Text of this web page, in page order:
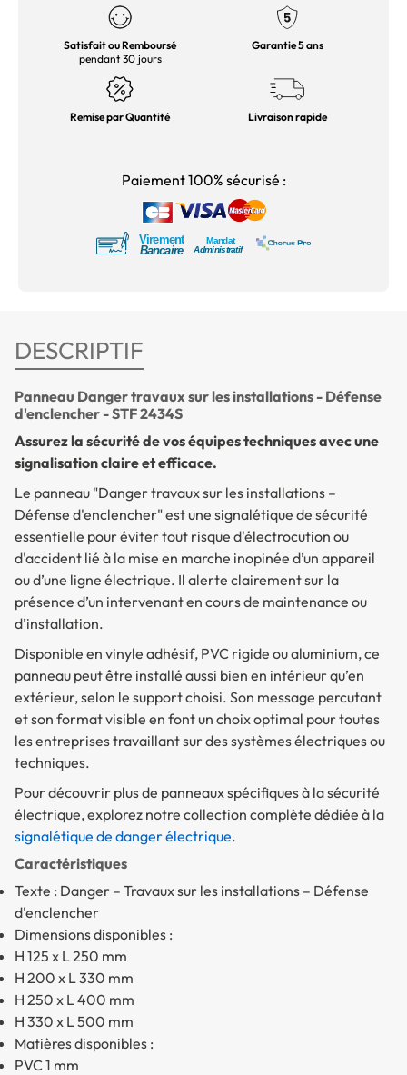
Satisfait ou Remboursé
pendant 30 jours
Garantie 5 ans
Remise par Quantité Livraison rapide
Paiement 100% sécurisé :
DESCRIPTIF
Panneau Danger travaux sur les installations - Défense
d'enclencher - STF 2434S
Assurez la sécurité de vos équipes techniques avec une
signalisation claire et efficace.
Le panneau "Danger travaux sur les installations –
Défense d'enclencher" est une signalétique de sécurité
essentielle pour éviter tout risque d'électrocution ou
d'accident lié à la mise en marche inopinée d’un appareil
ou d’une ligne électrique. Il alerte clairement sur la
présence d’un intervenant en cours de maintenance ou
d’installation.
Disponible en vinyle adhésif, PVC rigide oualuminium, ce
panneau peut être installé aussi bien en intérieur qu’en
extérieur, selon le support choisi. Son message percutant
et son format visible en font un choix optimal pour toutes
les entreprises travaillant sur des systèmes électriques ou
techniques.
Pour découvrir plus de panneaux spécifiques à la sécurité
électrique, explorez notre collection complète dédiée à la
signalétique de danger électrique.
Caractéristiques
Texte : Danger – Travaux sur les installations – Défense
d'enclencher
Dimensions disponibles :
H 125 x L 250 mm
H 200 x L 330 mm
H 250 x L 400 mm
H 330 x L 500 mm
Matières disponibles :
PVC 1 mm